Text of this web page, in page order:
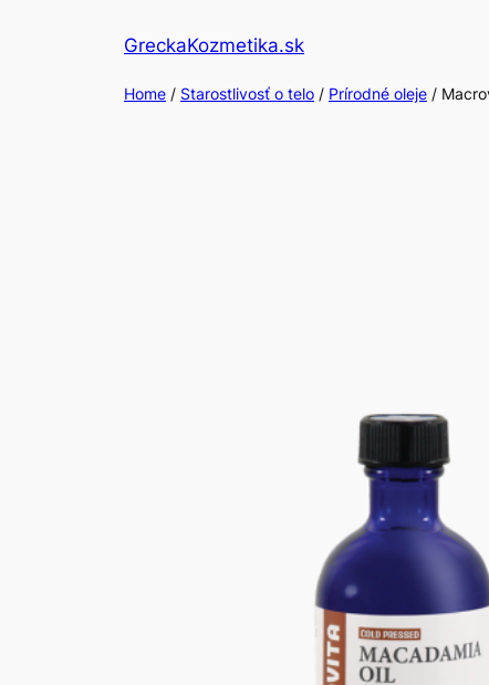
GreckaKozmetika.sk
Home / Starostlivosť o telo / Prírodné oleje /